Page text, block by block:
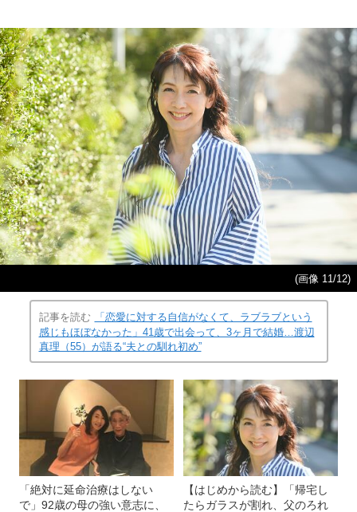
(画像 11/12)
記事を読む
「恋愛に対する自信がなくて、ラブラブという
感じもほぼなかった」41歳で出会って、3ヶ月で結婚…渡辺
真理（55）が語る“夫との馴れ初め”
「絶対に延命治療はしない
で」92歳の母の強い意志に、
【はじめから読む】「帰宅し
たらガラスが割れ、父のろれ